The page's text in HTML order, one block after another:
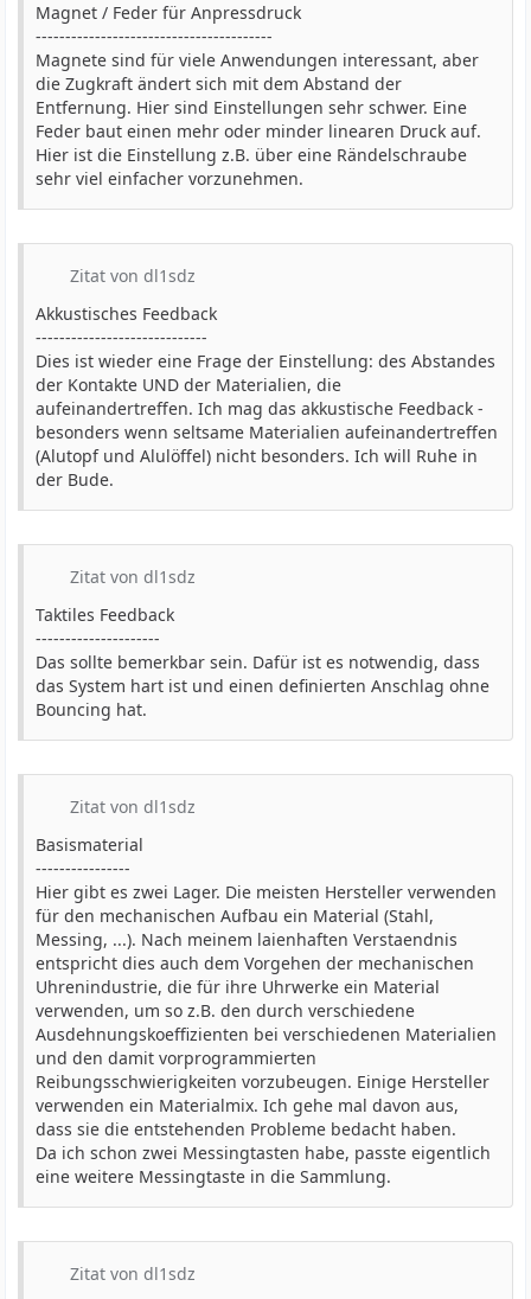
Magnet / Feder für Anpressdruck
----------------------------------------
Magnete sind für viele Anwendungen interessant, aber
die Zugkraft ändert sich mit dem Abstand der
Entfernung. Hier sind Einstellungen sehr schwer. Eine
Feder baut einen mehr oder minder linearen Druck auf.
Hier ist die Einstellung z.B. über eine Rändelschraube
sehr viel einfacher vorzunehmen.
Zitat von dl1sdz
Akkustisches Feedback
-----------------------------
Dies ist wieder eine Frage der Einstellung: des Abstandes
der Kontakte UND der Materialien, die
aufeinandertreffen. Ich mag das akkustische Feedback -
besonders wenn seltsame Materialien aufeinandertreffen
(Alutopf und Alulöffel) nicht besonders. Ich will Ruhe in
der Bude.
Zitat von dl1sdz
Taktiles Feedback
---------------------
Das sollte bemerkbar sein. Dafür ist es notwendig, dass
das System hart ist und einen definierten Anschlag ohne
Bouncing hat.
Zitat von dl1sdz
Basismaterial
----------------
Hier gibt es zwei Lager. Die meisten Hersteller verwenden
für den mechanischen Aufbau ein Material (Stahl,
Messing, ...). Nach meinem laienhaften Verstaendnis
entspricht dies auch dem Vorgehen der mechanischen
Uhrenindustrie, die für ihre Uhrwerke ein Material
verwenden, um so z.B. den durch verschiedene
Ausdehnungskoeffizienten bei verschiedenen Materialien
und den damit vorprogrammierten
Reibungsschwierigkeiten vorzubeugen. Einige Hersteller
verwenden ein Materialmix. Ich gehe mal davon aus,
dass sie die entstehenden Probleme bedacht haben.
Da ich schon zwei Messingtasten habe, passte eigentlich
eine weitere Messingtaste in die Sammlung.
Zitat von dl1sdz